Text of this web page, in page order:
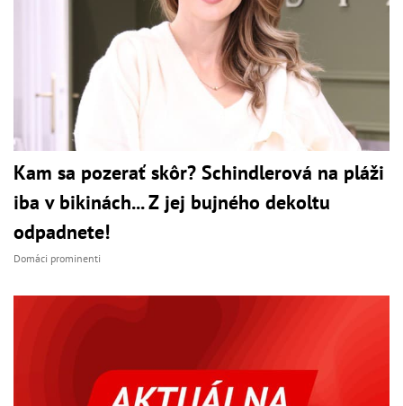
Kam sa pozerať skôr? Schindlerová na pláži
iba v bikinách... Z jej bujného dekoltu
odpadnete!
Domáci prominenti